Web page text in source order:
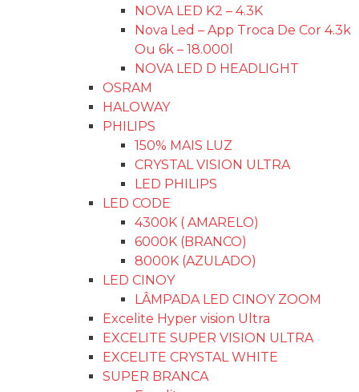
NOVA LED K2 – 4.3K
Nova Led – App Troca De Cor 4.3k
Ou 6k – 18.000l
NOVA LED D HEADLIGHT
OSRAM
HALOWAY
PHILIPS
150% MAIS LUZ
CRYSTAL VISION ULTRA
LED PHILIPS
LED CODE
4300K ( AMARELO)
6000K (BRANCO)
8000K (AZULADO)
LED CINOY
LÂMPADA LED CINOY ZOOM
Excelite Hyper vision Ultra
EXCELITE SUPER VISION ULTRA
EXCELITE CRYSTAL WHITE
SUPER BRANCA